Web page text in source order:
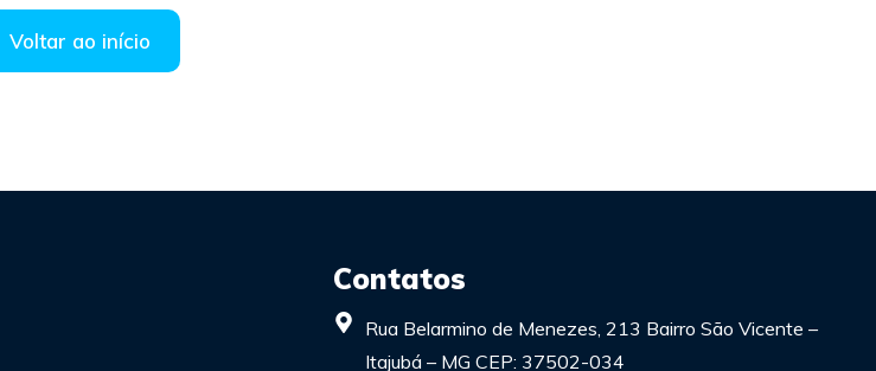
Voltar ao início
Contatos
Rua Belarmino de Menezes, 213 Bairro São Vicente –
Itajubá – MG CEP: 37502-034